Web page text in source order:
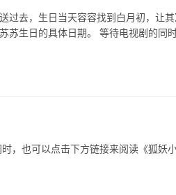
过去，生日当天容容找到白月初，让
苏生日的具体日期。 等待电视剧的同
，也可以点击下方链接来阅读《狐妖